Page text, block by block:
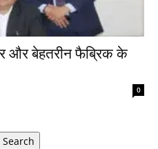
और बेहतरीन फैब्रिक के
0
Search